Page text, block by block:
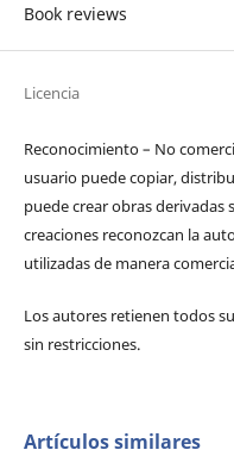
Book reviews
Licencia
Reconocimiento – No
usuario puede copiar,
puede crear obras derivadas
creaciones reconozcan la
utilizadas de manera
Los autores retienen todos
sin restricciones.
Artículos similares